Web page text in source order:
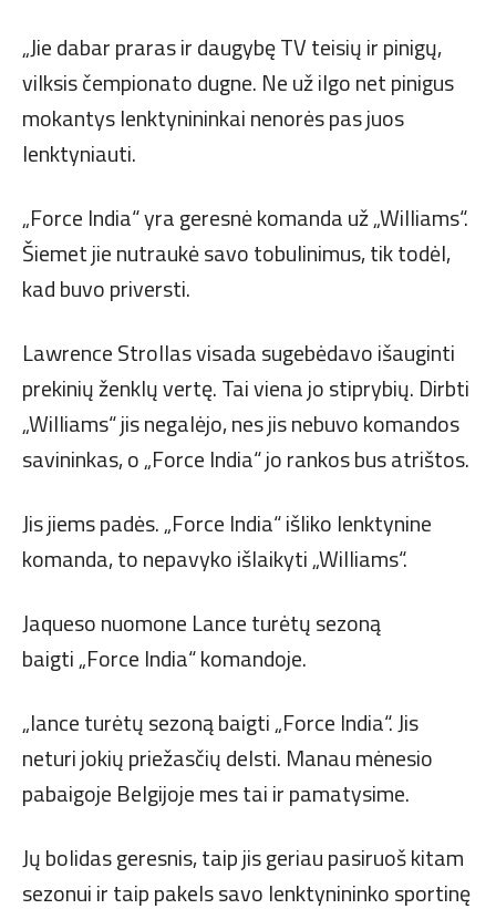
„Jie dabar praras ir daugybę TV teisių ir pinigų,
vilksis čempionato dugne. Ne už ilgo net pinigus
mokantys lenktynininkai nenorės pas juos
lenktyniauti.
„Force India“ yra geresnė komanda už „Williams“.
Šiemet jie nutraukė savo tobulinimus, tik todėl,
kad buvo priversti.
Lawrence Strollas visada sugebėdavo išauginti
prekinių ženklų vertę. Tai viena jo stiprybių. Dirbti
„Williams“ jis negalėjo, nes jis nebuvo komandos
savininkas, o „Force India“ jo rankos bus atrištos.
Jis jiems padės. „Force India“ išliko lenktynine
komanda, to nepavyko išlaikyti „Williams“.
Jaqueso nuomone Lance turėtų sezoną
baigti „Force India“ komandoje.
„lance turėtų sezoną baigti „Force India“. Jis
neturi jokių priežasčių delsti. Manau mėnesio
pabaigoje Belgijoje mes tai ir pamatysime.
Jų bolidas geresnis, taip jis geriau pasiruoš kitam
sezonui ir taip pakels savo lenktynininko sportinę